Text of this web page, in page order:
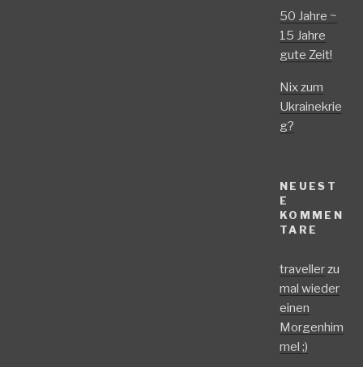
50 Jahre ~
15 Jahre
gute Zeit!
Nix zum
Ukrainekrie
g?
NEUEST
E
KOMMEN
TARE
travellerzu
mal wieder
einen
Morgenhim
mel ;)